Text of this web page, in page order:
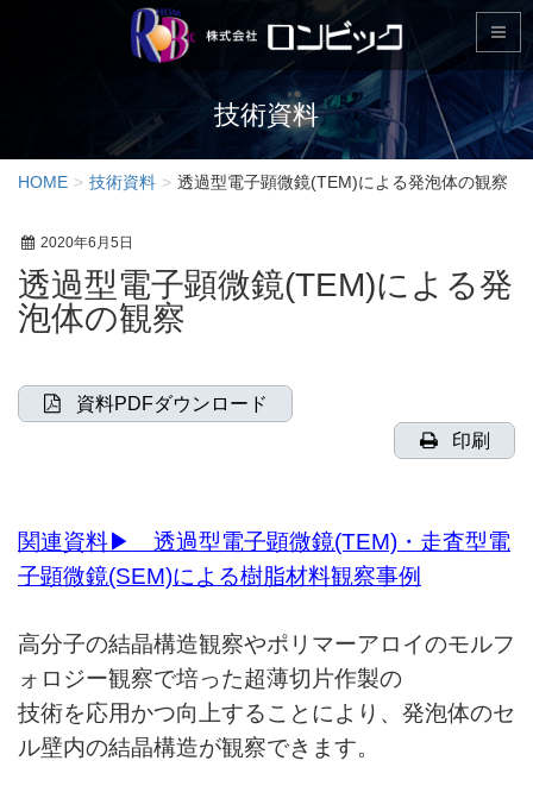
技術資料
HOME 技術資料 透過型電子顕微鏡(TEM)による発泡体の観察
2020年6月5日
透過型電子顕微鏡(TEM)による発
泡体の観察
資料PDFダウンロード
印刷
関連資料▶ 透過型電子顕微鏡(TEM)・走査型電
子顕微鏡(SEM)による樹脂材料観察事例
高分子の結晶構造観察やポリマーアロイのモルフ
ォロジー観察で培った超薄切片作製の
技術を応用かつ向上することにより、発泡体のセ
ル壁内の結晶構造が観察できます。